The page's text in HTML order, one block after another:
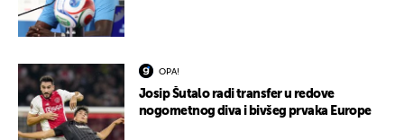
OPA!
Josip Šutalo radi transfer u redove
nogometnog diva i bivšeg prvaka Europe